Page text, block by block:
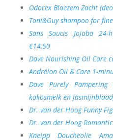
Odorex Bloezem Zacht
Toni&Guy shampoo for
Sans Soucis Jojoba
€14,50
Dove Nourishing Oil Care
Andrélon Oil & Care 1-
Dove Purely
kokosmelk en
Dr. van der Hoog Funny
Dr. van der Hoog
Kneipp Doucheolie